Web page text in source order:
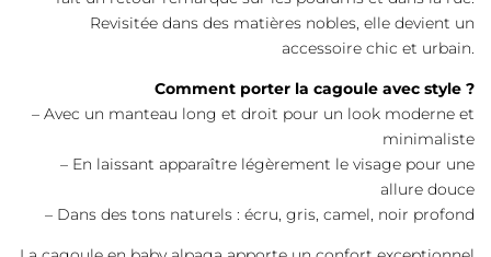
Revisitée dans des matières nobles, elle devient un
accessoire chic et urbain.
Comment porter la cagoule avec style ?
– Avec un manteau long et droit pour un look moderne et
minimaliste
– En laissant apparaître légèrement le visage pour une
allure douce
– Dans des tons naturels : écru, gris, camel, noir profond